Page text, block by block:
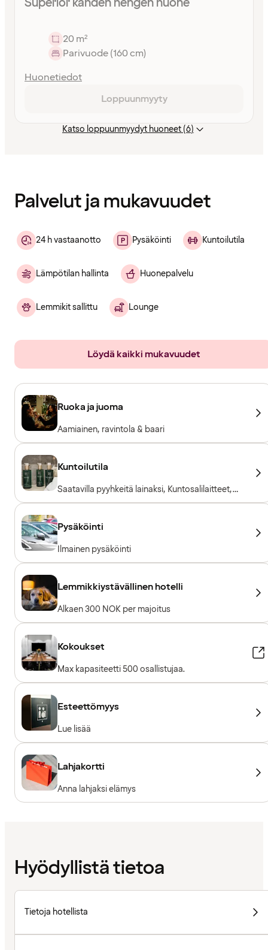
20 m²
Parivuode (160 cm)
Huonetiedot
Loppuunmyyty
Katso loppuunmyydyt huoneet (6)
Palvelut ja mukavuudet
24 h vastaanotto Pysäköinti Kuntoilutila
Lämpötilan hallinta Huonepalvelu
Lemmikit sallittu Lounge
Löydä kaikki mukavuudet
Ruoka ja juoma
Aamiainen, ravintola & baari
Kuntoilutila
Saatavilla pyyhkeitä lainaksi, Kuntosalilaitteet,
Kardiolaitteet, Vapaapainot, Sisäänpääsy
Pysäköinti
Ilmainen pysäköinti
Lemmikkiystävällinen hotelli
Alkaen 300 NOK per majoitus
Kokoukset
Max kapasiteetti 500 osallistujaa.
Esteettömyys
Lue lisää
Lahjakortti
Anna lahjaksi elämys
Hyödyllistä tietoa
Tietoja hotellista